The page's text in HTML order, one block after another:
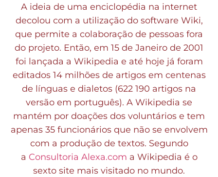
A ideia de uma enciclopédia na internet
decolou com a utilização do software Wiki,
que permite a colaboração de pessoas fora
do projeto. Então, em 15 de Janeiro de 2001
foi lançada a Wikipedia e até hoje já foram
editados 14 milhões de artigos em centenas
de línguas e dialetos (622 190 artigos na
versão em português). A Wikipedia se
mantém por doações dos voluntários e tem
apenas 35 funcionários que não se envolvem
com a produção de textos. Segundo
a Consultoria Alexa.com a Wikipedia é o
sexto site mais visitado no mundo.